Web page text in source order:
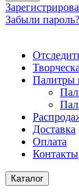
Забыли пароль?
Палитры
Доставка
Оплата
Контакты
Каталог